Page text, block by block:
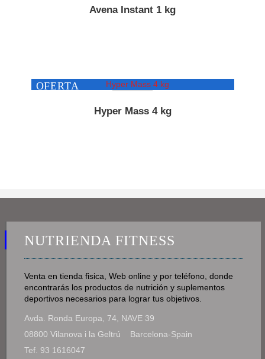
Avena Instant 1 kg
OFERTA
Hyper Mass 4 kg
NUTRIENDA FITNESS
Venta en tienda fisica, Web online y por teléfono, donde
encontrarás los productos de nutrición y suplementos
deportivos necesarios para lograr tus objetivos.
Avda. Ronda Europa, 74, NAVE 39
08800 Vilanova i la Geltrú Barcelona-Spain
Tef. 93 1616047